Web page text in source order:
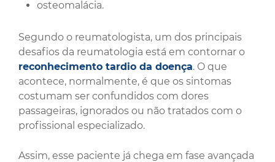
osteomalácia.
Segundo o reumatologista, um dos principais
desafios da reumatologia está em contornar o
reconhecimento tardio da doença. O que
acontece, normalmente, é que os sintomas
costumam ser confundidos com dores
passageiras, ignorados ou não tratados com o
profissional especializado.
Assim, esse paciente já chega em fase avançada